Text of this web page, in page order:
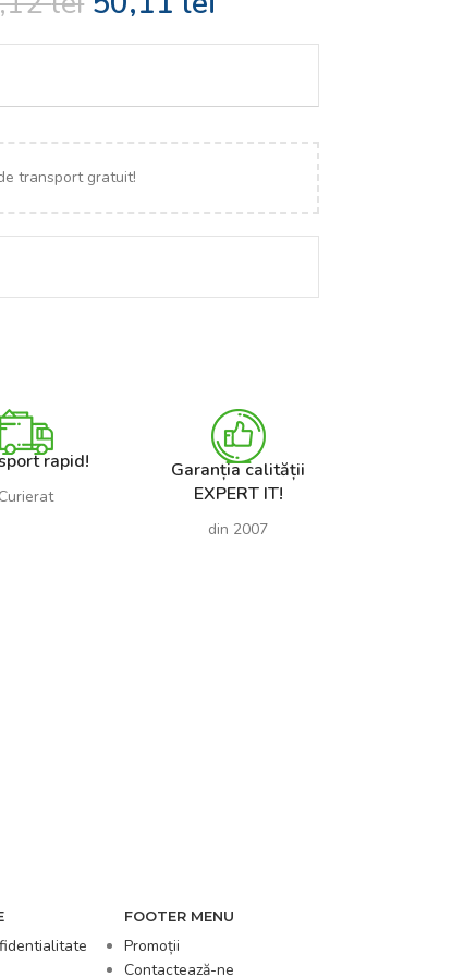
transport gratuit!
rapid!
Curierat
Garanția calității
EXPERT IT!
din 2007
FOOTER MENU
Promoții
Contactează-ne